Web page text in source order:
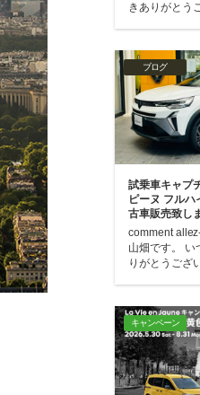
きありがとう
ブログ
試乗車キャプ
ピーヌ フル
古車販売致し
comment
山畑です。 い
りがとうござ
キャンペーン